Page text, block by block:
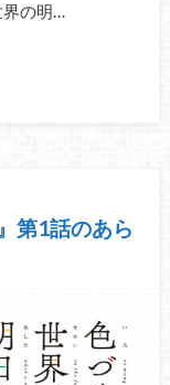
界の明…
第1話のあら